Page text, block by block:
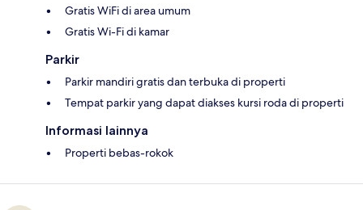
Gratis WiFi di area umum
Gratis Wi-Fi di kamar
Parkir
Parkir mandiri gratis dan terbuka di properti
Tempat parkir yang dapat diakses kursi roda di properti
Informasi lainnya
Properti bebas-rokok